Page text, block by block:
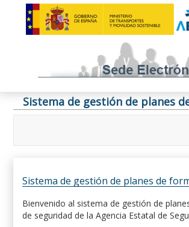
Sistema de gestión de planes
Sistema de gestión de planes de
Bienvenido al sistema de gestión de
de seguridad de la Agencia Estatal de